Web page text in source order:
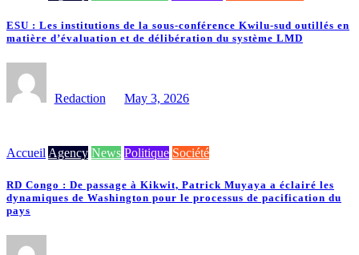
ESU : Les institutions de la sous-conférence Kwilu-sud outillés en
matière d’évaluation et de délibération du système LMD
Redaction May 3, 2026
AccueilAgency News Politique Société
RD Congo : De passage à Kikwit, Patrick Muyaya a éclairé les
dynamiques de Washington pour le processus de pacification du
pays